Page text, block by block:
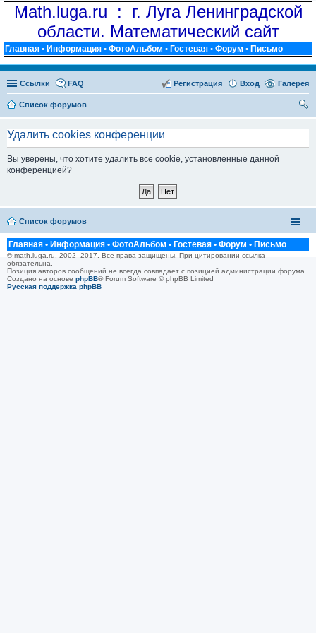
Math.luga.ru : г. Луга Ленинградской
области. Математический сайт
Главная • Информация • ФотоАльбом • Гостевая • Форум • Письмо
Ссылки Галерея
FAQ Вход
Регистрация
Список форумов
Удалить cookies конференции
Вы уверены, что хотите удалить все cookie, установленные данной
конференцией?
Список форумов
Главная • Информация • ФотоАльбом • Гостевая • Форум • Письмо
© math.luga.ru, 2002–2017. Все права защищены. При цитировании ссылка
обязательна.
Позиция авторов сообщений не всегда совпадает с позицией администрации форума.
Создано на основе phpBB® Forum Software © phpBB Limited
Русская поддержка phpBB